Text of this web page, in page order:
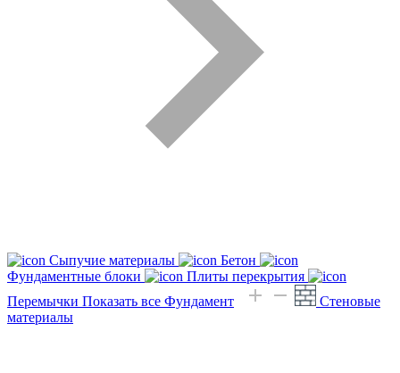
Сыпучие материалы
Бетон
Фундаментные блоки
Плиты перекрытия
Перемычки Показать все Фундамент
Стеновые
материалы